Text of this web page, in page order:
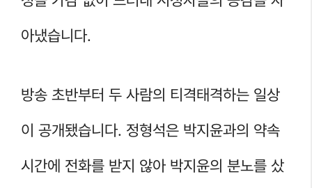
아냈습니다.
방송 초반부터 두 사람의 티격태격하는 일상
이 공개됐습니다. 정형석은 박지윤과의 약속
시간에 전화를 받지 않아 박지윤의 분노를 샀